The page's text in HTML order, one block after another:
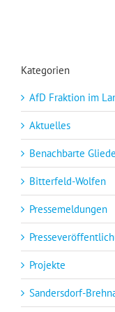
Kategorien
AfD Fraktion im
Aktuelles
Benachbarte
Bitterfeld-Wolfen
Pressemeldungen
Projekte
Sandersdorf-